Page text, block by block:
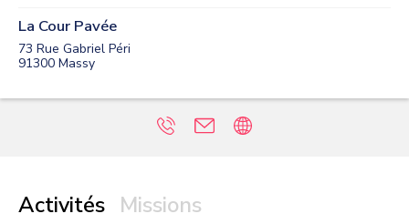
La Cour Pavée
73 Rue Gabriel Péri
91300 Massy
Activités Missions